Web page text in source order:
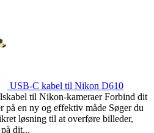
USB-C kabel til Nikon D610
til Nikon-kameraer Forbind dit
en ny og effektiv måde Søger du
løsning til at overføre billeder,
dit...